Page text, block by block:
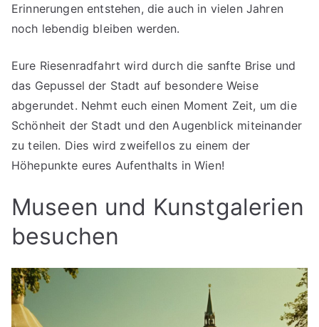
Erinnerungen entstehen, die auch in vielen Jahren
noch lebendig bleiben werden.
Eure Riesenradfahrt wird durch die sanfte Brise und
das Gepussel der Stadt auf besondere Weise
abgerundet. Nehmt euch einen Moment Zeit, um die
Schönheit der Stadt und den Augenblick miteinander
zu teilen. Dies wird zweifellos zu einem der
Höhepunkte eures Aufenthalts in Wien!
Museen und Kunstgalerien
besuchen